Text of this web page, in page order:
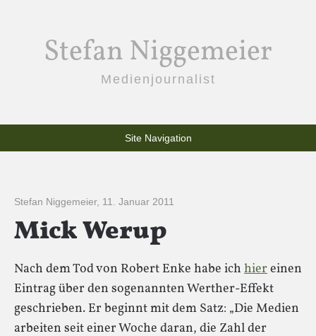
Stefan Niggemeier
Medienjournalist
Site Navigation
Stefan Niggemeier, 11. Januar 2011
Mick Werup
Nach dem Tod von Robert Enke habe ich hiereinen
Eintrag über den sogenannten Werther-Effekt
geschrieben. Er beginnt mit dem Satz: „Die Medien
arbeiten seit einer Woche daran, die Zahl der